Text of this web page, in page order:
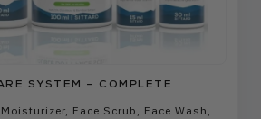
SYSTEM – COMPLETE
Moisturizer, Face Scrub Face Wash